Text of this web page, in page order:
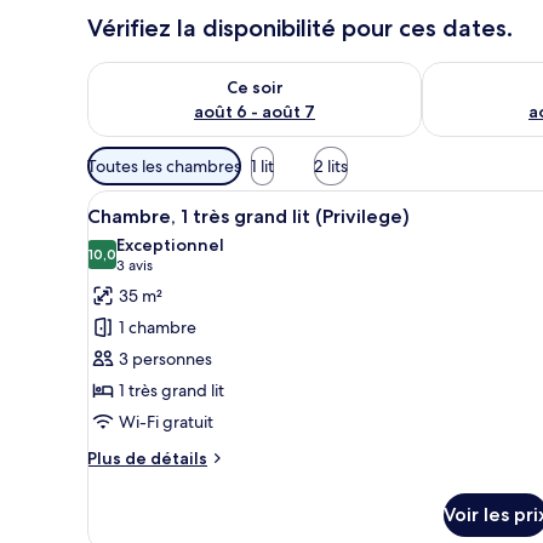
Vérifiez la disponibilité pour ces dates.
Ce soir
août 6 - août 7
Vérifier la disponibilité pour ce soir août 6 - août 7
Vérifier la
Filtres
disponibles
pour
les
chambres
Toutes les chambres 1 lit 2 lits
Afficher
toutes
les
photos
pour
ce
type
de
chambre :
Chambre,
grand
Une chambre d’hôtel
5
Chambre, 1 très grand lit (Privilege)
10,010,0 sur 10
Exceptionnel
3 avis
(3 avis)
35 m²
1 chambre
3 personnes
1 très grand lit
Wi-Fi gratuit
Plus de détails
Plus
Voir les